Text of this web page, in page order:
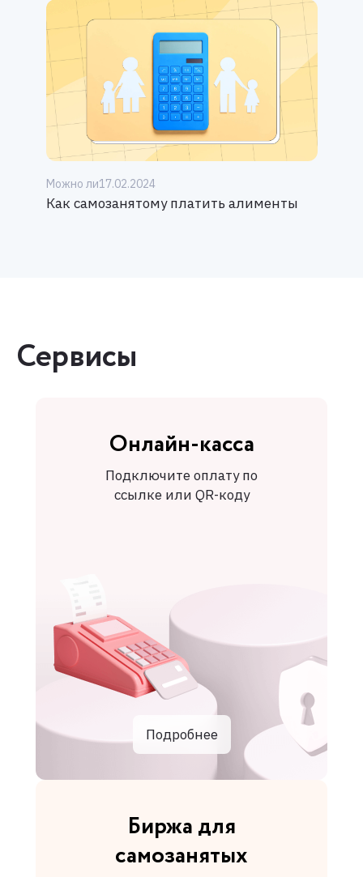
Можно ли17.02.2024
Как самозанятому платить алименты
Сервисы
Онлайн-касса
Подключите оплату по
ссылке или QR-коду
Подробнее
Биржа для
самозанятых